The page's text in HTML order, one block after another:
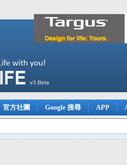
官方社團 Google 搜尋 APP